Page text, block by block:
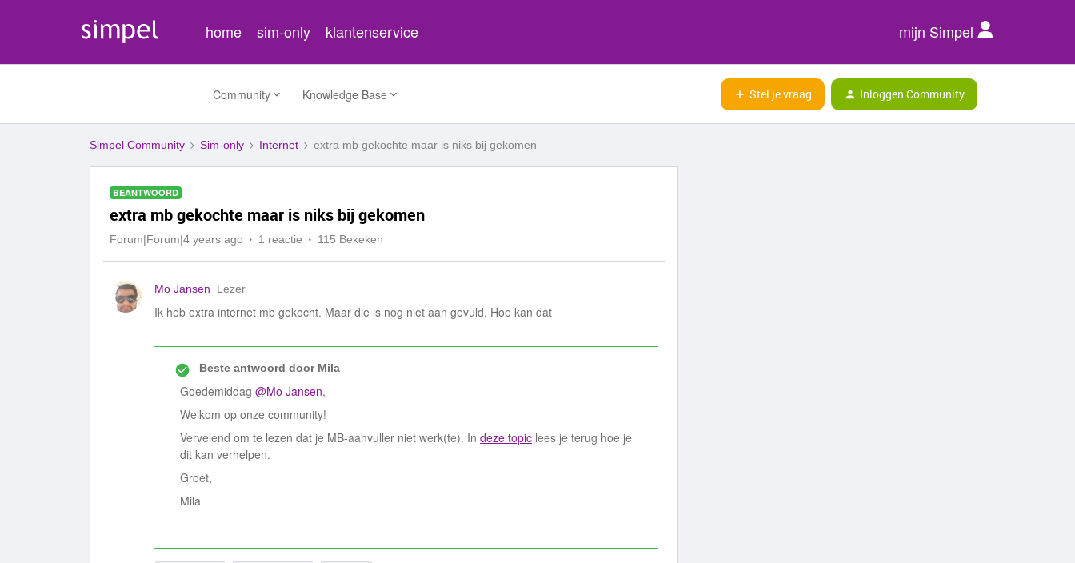
home sim-only klantenservice mijn Simpel
Community Knowledge Base Stel je vraag Inloggen Community
Simpel Community Sim-only Internet extra mb gekochte maar is niks bij gekomen
BEANTWOORD
extra mb gekochte maar is niks bij gekomen
Forum|Forum|4 years ago 1 reactie 115 Bekeken
Mo Jansen Lezer
Ik heb extra internet mb gekocht. Maar die is nog niet aan gevuld. Hoe kan dat
Beste antwoord doorMila
Goedemiddag @Mo Jansen,
Welkom op onze community!
Vervelend om te lezen dat je MB-aanvuller niet werk(te). In deze topic lees je terug hoe je
dit kan verhelpen.
Groet,
Mila